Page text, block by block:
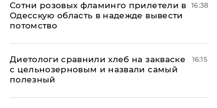
Сотни розовых фламинго прилетели в
Одесскую область в надежде вывести
потомство
16:38
Диетологи сравнили хлеб на закваске
с цельнозерновым и назвали самый
полезный
16:15